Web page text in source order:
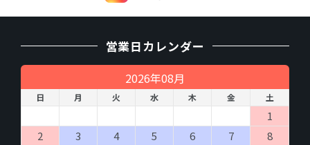
営業日カレンダー
2026年08月
日 月 火 水 木 金 土
1
2
3 4 5 6 7
8